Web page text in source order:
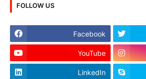
FOLLOW US
Facebook
YouTube
LinkedIn